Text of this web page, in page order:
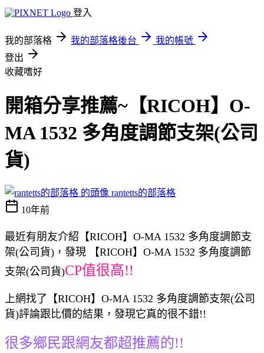
登入
我的部落格 我的部落格後台
我的帳號
登出
收藏嗜好
開箱分享推薦~【RICOH】O-
MA 1532 多角度調節支架(公司
貨)
rantetts的部落格
10年前
最近有朋友介紹【RICOH】O-MA 1532 多角度調節支
架(公司貨)，發現 【RICOH】O-MA 1532 多角度調節
支架(公司貨)CP值很高!!
上網找了【RICOH】O-MA 1532 多角度調節支架(公司
貨)評論跟比價的結果，發現它真的很不錯!!
很多鄉民跟網友都超推薦的!!